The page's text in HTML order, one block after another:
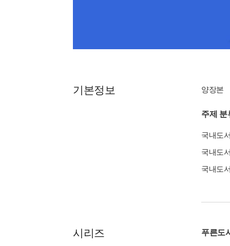
기본정보 양장본
주제 분
국내도
국내도
국내도
시리즈 푸른도